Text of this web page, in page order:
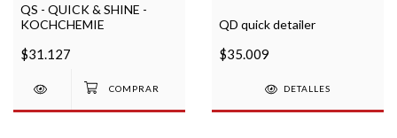
QS - QUICK & SHINE -
KOCHCHEMIE
$31.127
QD quick detailer
$35.009
DETALLES